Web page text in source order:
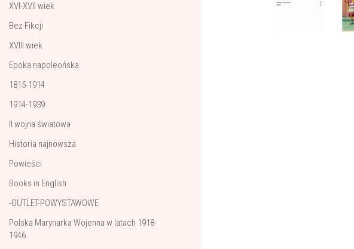
XVI-XVII wiek
Bez Fikcji
XVIII wiek
Epoka napoleońska
1815-1914
1914-1939
II wojna światowa
Historia najnowsza
Powieści
Books in English
-OUTLET-POWYSTAWOWE
Polska Marynarka Wojenna w latach 1918-
1946